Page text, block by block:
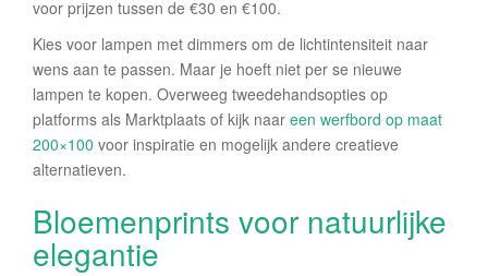
voor prijzen tussen de €30 en €100.
Kies voor lampen met dimmers om de lichtintensiteit naar
wens aan te passen. Maar je hoeft niet per se nieuwe
lampen te kopen. Overweeg tweedehandsopties op
platforms als Marktplaats of kijk naar een werfbord op maat
200×100 voor inspiratie en mogelijk andere creatieve
alternatieven.
Bloemenprints voor natuurlijke
elegantie